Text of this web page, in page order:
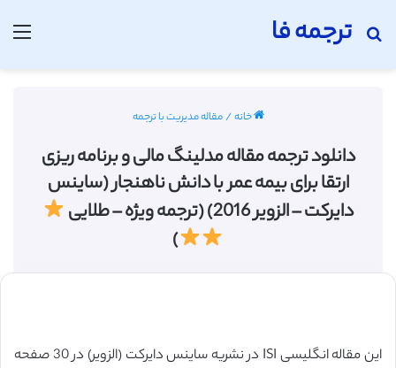
ترجمه فا
جستجو برای
خانه/مقاله مدیریت با ترجمه
دانلود ترجمه مقاله مدلینگ مالی و برنامه ریزی
ارتقا برای بیمه عمر با دانش ناهنجار (ساینس
دایرکت – الزویر 2016) (ترجمه ویژه – طلایی
)
این مقاله انگلیسی ISI در نشریه ساینس دایرکت (الزویر) در 30 صفحه